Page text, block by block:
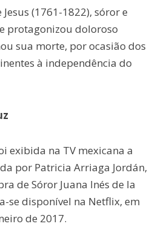
(1761-1822), sóror e
protagonizou doloroso
sua morte, por ocasião dos
à independência do
exibida na TV mexicana a
por Patricia Arriaga Jordán,
de Sóror Juana Inés de la
se disponível na Netflix, em
de 2017.